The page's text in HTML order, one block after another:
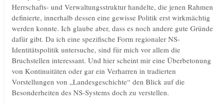
Herrschafts- und Verwaltungsstruktur handelte, die jenen Rahmen
definierte, innerhalb dessen eine gewisse Politik erst wirkmächtig
werden konnte. Ich glaube aber, dass es noch andere gute Gründe
dafür gibt. Da ich eine spezifische Form regionaler NS-
Identitätspolitik untersuche, sind für mich vor allem die
Bruchstellen interessant. Und hier scheint mir eine Überbetonung
von Kontinuitäten oder gar ein Verharren in tradierten
Vorstellungen von „Landesgeschichte“ den Blick auf die
Besonderheiten des NS-Systems doch zu verstellen.